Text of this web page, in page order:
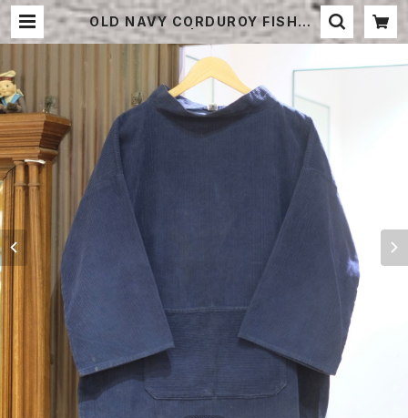
OLD NAVY CORDUROY FISHER
MAN SMOCK | STRAYSHEEP O
NLINE